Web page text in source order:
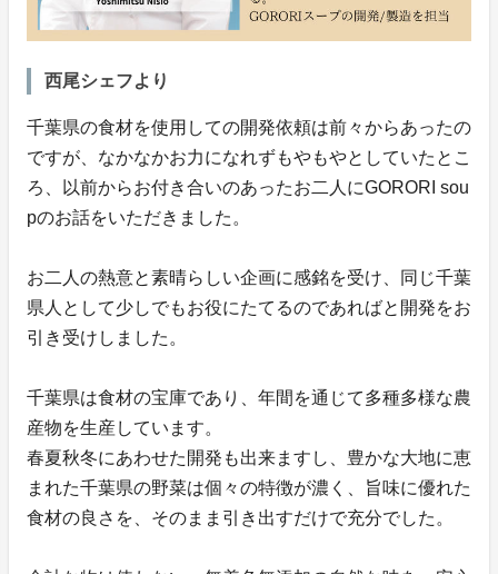
西尾シェフより
千葉県の食材を使用しての開発依頼は前々からあったの
ですが、なかなかお力になれずもやもやとしていたとこ
ろ、以前からお付き合いのあったお二人にGORORI sou
pのお話をいただきました。
お二人の熱意と素晴らしい企画に感銘を受け、同じ千葉
県人として少しでもお役にたてるのであればと開発をお
引き受けしました。
千葉県は食材の宝庫であり、年間を通じて多種多様な農
産物を生産しています。
春夏秋冬にあわせた開発も出来ますし、豊かな大地に恵
まれた千葉県の野菜は個々の特徴が濃く、旨味に優れた
食材の良さを、そのまま引き出すだけで充分でした。